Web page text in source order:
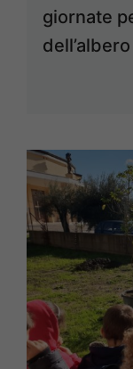
giornate
dell’albero